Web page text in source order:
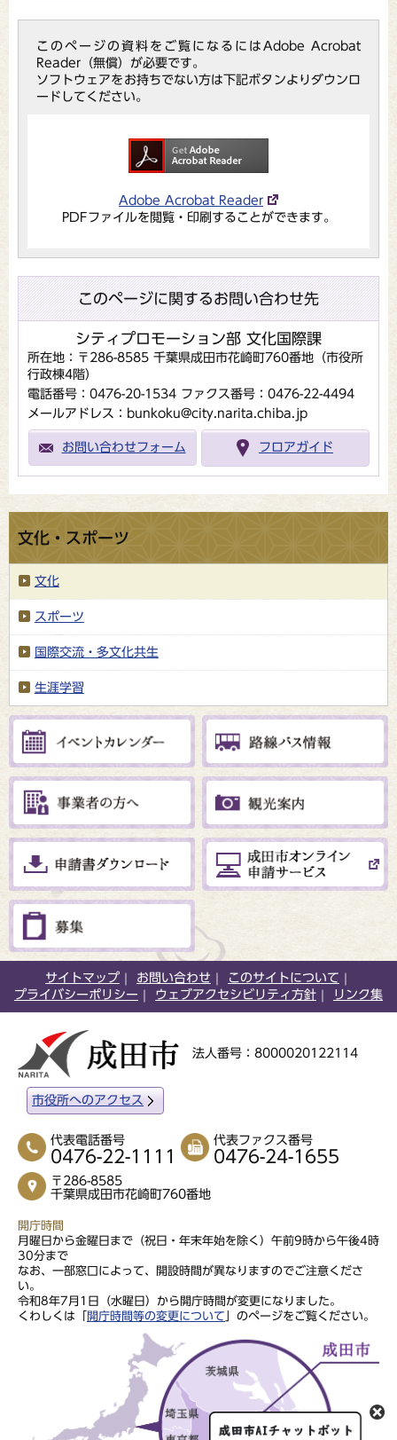
このページの資料をご覧になるにはAdobe Acrobat
Reader（無償）が必要です。
ソフトウェアをお持ちでない方は下記ボタンよりダウンロ
ードしてください。
Adobe Acrobat Reader
PDFファイルを閲覧・印刷することができます。
このページに関するお問い合わせ先
シティプロモーション部 文化国際課
所在地：〒286-8585 千葉県成田市花崎町760番地（市役所
行政棟4階）
電話番号：0476-20-1534 ファクス番号：0476-22-4494
メールアドレス：bunkoku@city.narita.chiba.jp
お問い合わせフォーム フロアガイド
文化・スポーツ
文化
スポーツ
国際交流・多文化共生
生涯学習
サイトマップ お問い合わせ
このサイトについて
プライバシーポリシー
ウェブアクセシビリティ方針 リンク集
法人番号：8000020122114
市役所へのアクセス
代表電話番号
0476-22-1111
代表ファクス番号
0476-24-1655
〒286-8585
千葉県成田市花崎町760番地
開庁時間
月曜日から金曜日まで（祝日・年末年始を除く）午前9時から午後4時
30分まで
なお、一部窓口によって、開設時間が異なりますのでご注意くださ
い。
令和8年7月1日（水曜日）から開庁時間が変更になりました。
くわしくは「
開庁時間等の変更について 」のページをご覧ください。